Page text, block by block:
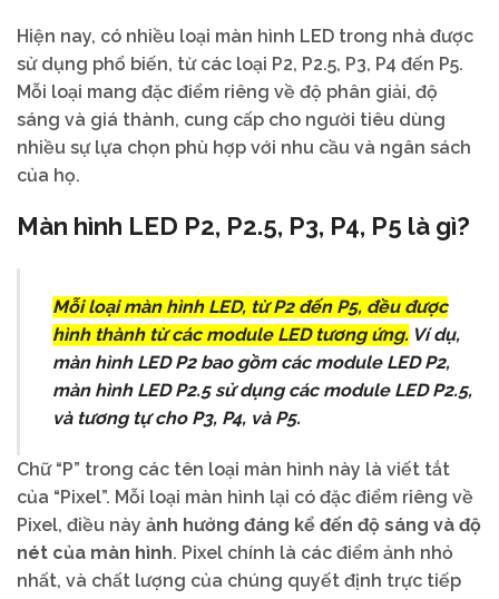
Hiện nay, có nhiều loại màn hình LED trong nhà được
sử dụng phổ biến, từ các loại P2, P2.5, P3, P4 đến P5.
Mỗi loại mang đặc điểm riêng về độ phân giải, độ
sáng và giá thành, cung cấp cho người tiêu dùng
nhiều sự lựa chọn phù hợp với nhu cầu và ngân sách
của họ.
Màn hình LED P2, P2.5, P3, P4, P5 là gì?
Mỗi loại màn hình LED, từ P2 đến P5, đều được
hình thành từ các module LED tương ứng. Ví dụ,
màn hình LED P2 bao gồm các module LED P2,
màn hình LED P2.5 sử dụng các module LED P2.5,
và tương tự cho P3, P4, và P5.
Chữ “P” trong các tên loại màn hình này là viết tắt
của “Pixel”. Mỗi loại màn hình lại có đặc điểm riêng về
Pixel, điều này ảnh hưởng đáng kể đến độ sáng và độ
nét của màn hình. Pixel chính là các điểm ảnh nhỏ
nhất, và chất lượng của chúng quyết định trực tiếp